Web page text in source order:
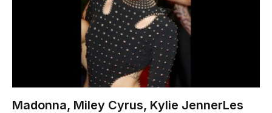
Madonna, Miley Cyrus, Kylie JennerLes